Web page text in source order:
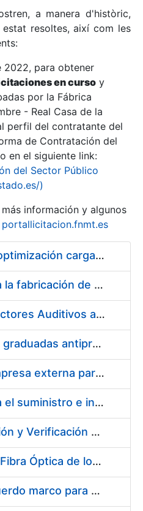
a manera d'històric,
resoltes, així com les
para obtener
en curso y
por la Fábrica
- Real Casa de la
perfil del contratante del
de Contratación del
en el siguiente link:
del Sector Público
)
información y algunos
portallicitacion.fnmt.es
Pliego condiciones optimización cargas compras firmado
Acuerdo marco para la fabricación de piezas
Suministro de Protectores Auditivos a medida para las personas trabajadoras de los Centros de Trabajo de Madrid y Burgos
Suministro de gafas graduadas antiproyecciones para los trabajadores de la FNMT-RCM en los centros de trabajo de Madrid y Burgos
Servicios de una empresa externa para el asesoramiento y resolución de los recursos de alzada que se presentan relacionados con procesos de selección para la FNMT-RCM
Acuerdo marco para el suministro e instalación de persianas, estores y otros complementos
Servicio de Calibración y Verificación Externa de los Equipos de Medición del Servicio de Prevención de la FNMT-RCM
Conexión mediante Fibra Óptica de los Centros de Proceso de Datos (CPDs) de las sedes de la FNMT-RCM de Burgos y Madrid
Contratación de acuerdo marco para el Suministro de Material de Electricidad para la Fábrica Nacional de Moneda y Timbre-Real Casa de la Moneda en su centro de trabajo de Burgos